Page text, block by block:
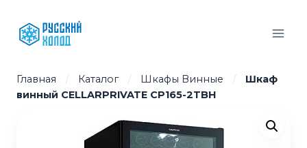
содержимому
Главная / Каталог / Шкафы Винные /
Шкаф
винный CELLARPRIVATE CP165-2TBH